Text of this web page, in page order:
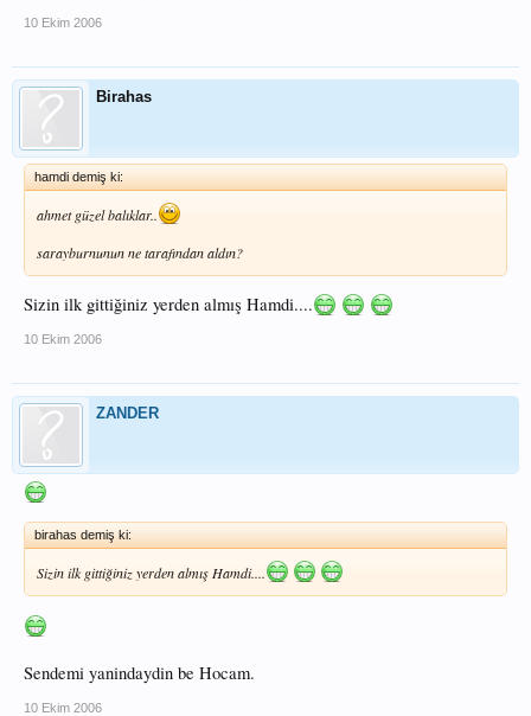
10 Ekim 2006
Birahas
hamdi demiş ki:
ahmet güzel balıklar..
sarayburnunun ne tarafından aldın?
Sizin ilk gittiğiniz yerden almış Hamdi....
10 Ekim 2006
ZANDER
birahas demiş ki:
Sizin ilk gittiğiniz yerden almış Hamdi....
Sendemi yanindaydin be Hocam.
10 Ekim 2006